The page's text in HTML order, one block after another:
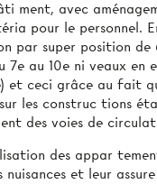
ment, avec
pour le personnel.
par super­ position
7e au 10e ni­ veaux
et ceci grâce au fait
les construc­ tions
des voies de
des appar­
nuisances et leur